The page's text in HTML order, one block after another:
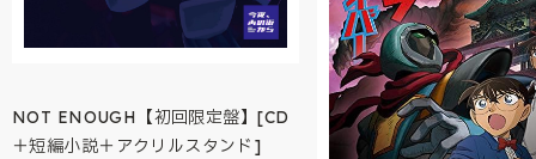
NOT ENOUGH【初回限定盤】[CD
＋短編小説＋アクリルスタンド]